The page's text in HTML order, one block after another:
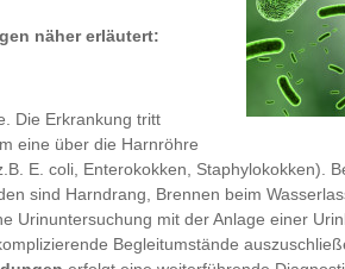
näher erläutert:
Die Erkrankung tritt
eine über die Harnröhre
E. coli, Enterokokken, Staphylokokken).
sind Harndrang, Brennen beim
Urinuntersuchung mit der Anlage einer
Begleitumstände